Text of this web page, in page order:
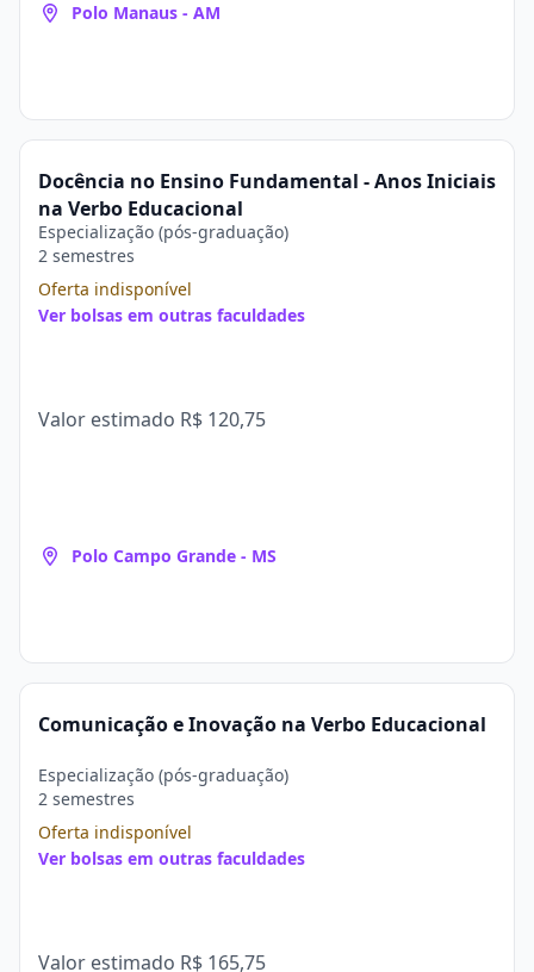
Polo Manaus - AM
Docência no Ensino Fundamental - Anos Iniciais
na Verbo Educacional
Especialização (pós-graduação)
2 semestres
Oferta indisponível
Ver bolsas em outras faculdades
Valor estimado R$ 120,75
Polo Campo Grande - MS
Comunicação e Inovação na Verbo Educacional
Especialização (pós-graduação)
2 semestres
Oferta indisponível
Ver bolsas em outras faculdades
Valor estimado R$ 165,75